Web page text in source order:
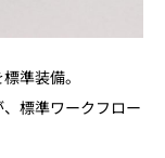
準装備。
標準ワークフロー